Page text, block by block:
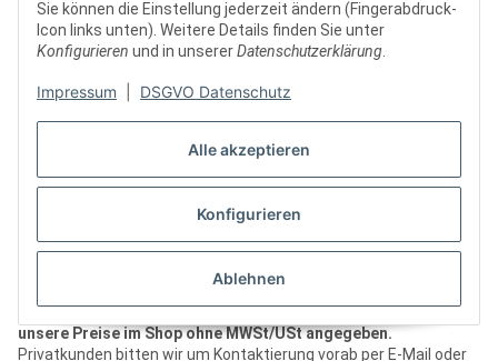
Alle akzeptieren
Konfigurieren
Ablehnen
Sie können die Einstellung jederzeit ändern (Fingerabdruck-
Icon links unten). Weitere Details finden Sie unter
Konfigurieren und in unsererDatenschutzerklärung.
Impressum DSGVO Datenschutz
abschließbar Alu Silber
Artikel 1 - 76 von 76
Vitrinen für den gewerblichen Bedarf
Wir beliefern hauptsächlich gewerbliche Kunden,daher sind
unsere Preise im Shop ohne MWSt/USt angegeben.
Privatkunden bitten wir um Kontaktierung vorab per E-Mail oder